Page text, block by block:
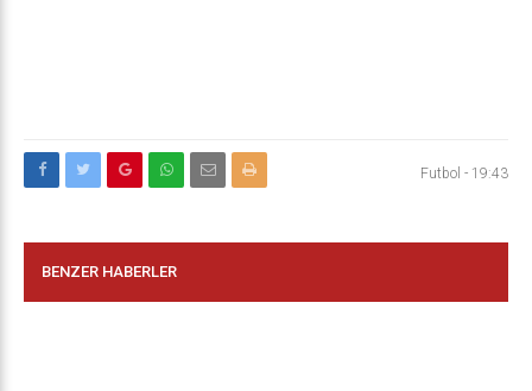
Futbol - 19:43
BENZER HABERLER